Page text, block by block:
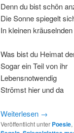
Denn du bist schön
Die Sonne spiegelt
In kleinen
Was bist du Heimat
Sogar ein Teil von ihr
Lebensnotwendig
Strömst hier und da
Weiterlesen →
Veröffentlicht unter Poesie,